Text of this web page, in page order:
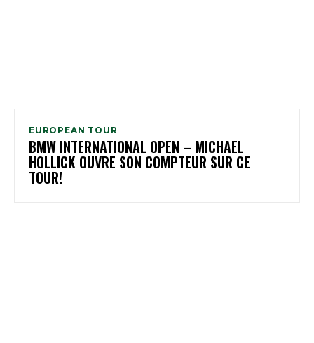
EUROPEAN TOUR
BMW INTERNATIONAL OPEN – MICHAEL
HOLLICK OUVRE SON COMPTEUR SUR CE
TOUR!